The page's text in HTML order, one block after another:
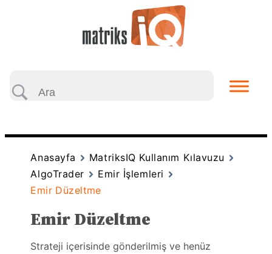
Anasayfa
MatriksIQ Kullanım Kılavuzu
AlgoTrader
Emir İşlemleri
Emir Düzeltme
Emir Düzeltme
Strateji içerisinde gönderilmiş ve henüz